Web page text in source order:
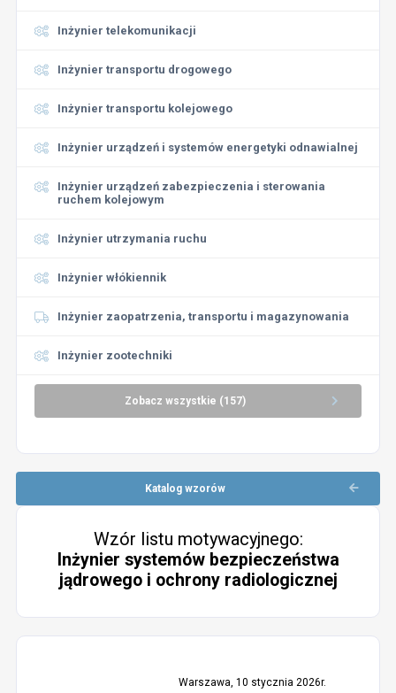
Inżynier telekomunikacji
Inżynier transportu drogowego
Inżynier transportu kolejowego
Inżynier urządzeń i systemów energetyki odnawialnej
Inżynier urządzeń zabezpieczenia i sterowania
ruchem kolejowym
Inżynier utrzymania ruchu
Inżynier włókiennik
Inżynier zaopatrzenia, transportu i magazynowania
Inżynier zootechniki
Zobacz wszystkie (157)
Katalog wzorów
Wzór listu motywacyjnego:
Inżynier systemów bezpieczeństwa
jądrowego i ochrony radiologicznej
Warszawa, 10 stycznia 2026r.